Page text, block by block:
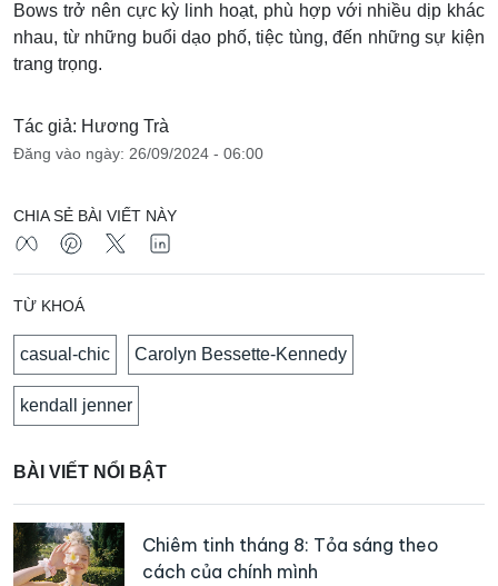
Bows trở nên cực kỳ linh hoạt, phù hợp với nhiều dịp khác
nhau, từ những buổi dạo phố, tiệc tùng, đến những sự kiện
trang trọng.
Tác giả: Hương Trà
Đăng vào ngày: 26/09/2024 - 06:00
CHIA SẺ BÀI VIẾT NÀY
TỪ KHOÁ
casual-chic Carolyn Bessette-Kennedy
kendall jenner
BÀI VIẾT NỔI BẬT
Chiêm tinh tháng 8: Tỏa sáng theo
cách của chính mình